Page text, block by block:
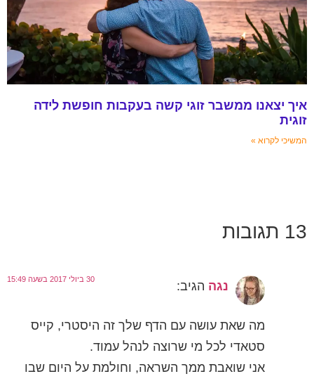
יצאנו ממשבר זוגי קשה בעקבות חופשת לידה
לקרוא »
נגה הגיב:
מה שאת עושה עם הדף שלך זה היסטרי, קייס
סטאדי לכל מי שרוצה לנהל עמוד.
אני שואבת ממך השראה, וחולמת על היום שבו